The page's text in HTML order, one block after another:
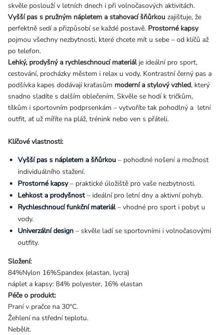
skvěle poslouží v letních dnech i při volnočasových aktivitách.
Vyšší pas s pružným nápletem a stahovací šňůrkou zajišťuje, že
perfektně sedí a přizpůsobí se každé postavě. Prostorné kapsy
pojmou všechny nezbytnosti, které chcete mít u sebe – od klíčů až
po telefon.
Lehký, prodyšný a rychleschnoucí materiálje ideální pro sport,
cestování, procházky městem i relax u vody. Kontrastní černý pas a
podšívka kapes dodávají kraťasům moderní a stylový vzhled, který
snadno sladíte s dalším oblečením. Skvěle se hodí k tričkům,
tílkům i sportovním podprsenkám – vytvoříte tak pohodlný a letní
outfit, ať už míříte na pláž, trénink nebo ven s přáteli.
Klíčové vlastnosti:
Vyšší pas s nápletem a šňůrkou – pohodlné nošení a možnost
individuálního stažení.
Prostorné kapsy– praktické úložiště pro vaše nezbytnosti.
Lehkost a prodyšnost– ideální pro letní dny a aktivní pohyb.
Rychleschnoucí funkční materiál– vhodné pro sport i pobyt u
vody.
Univerzální design – skvěle ladí se sportovními i volnočasovými
outfity.
Složení:
84%Nylon 16%Spandex (elastan, lycra)
náplet a kapsy: 84% polyester, 16% elastan
Péče o produkt:
Praní v pračce na 30°C.
Žehlení na střední teplotu.
Nebělit.